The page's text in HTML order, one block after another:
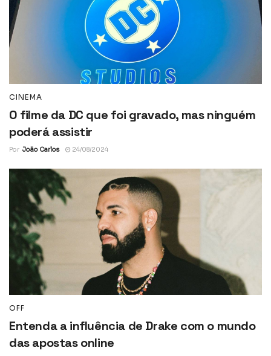
CINEMA
O filme da DC que foi gravado, mas ninguém
poderá assistir
Por João Carlos 24/08/2024
OFF
Entenda a influência de Drake com o mundo
das apostas online